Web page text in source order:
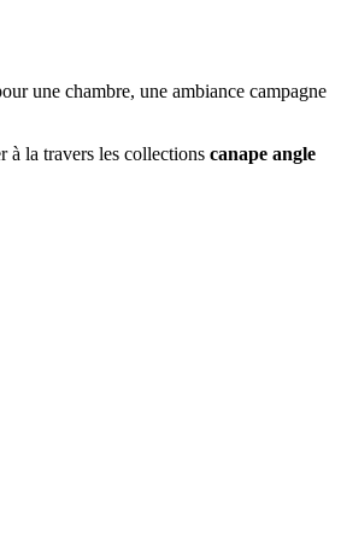
une chambre, une ambiance campagne
à la travers les collections canape angle